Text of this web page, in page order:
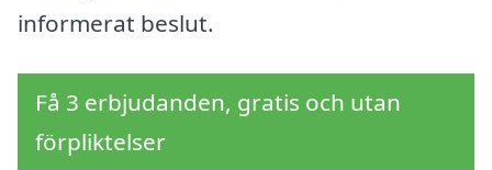
informerat beslut.
Få 3 erbjudanden, gratis och utan
förpliktelser